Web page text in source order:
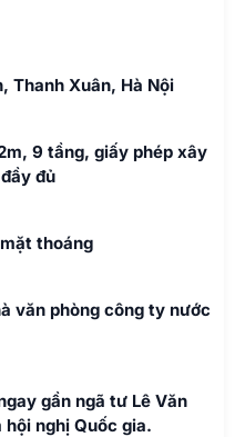
Thanh Xuân, Hà Nội
9 tầng, giấy phép xây
đủ
thoáng
văn phòng công ty nước
gần ngã tư Lê Văn
nghị Quốc gia.